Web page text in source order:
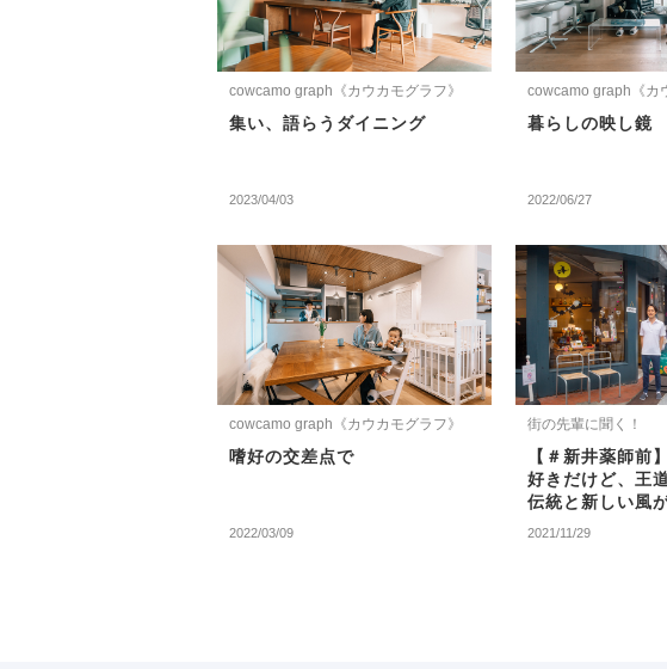
cowcamo graph《カウカモグラフ》
集い、語らうダイニング
2023/04/03
cowcamo graph《カ
暮らしの映し鏡
2022/06/27
cowcamo graph《カウカモグラフ》
嗜好の交差点で
2022/03/09
街の先輩に聞く！
【＃新井薬師前
好きだけど、王
伝統と新しい風
2021/11/29